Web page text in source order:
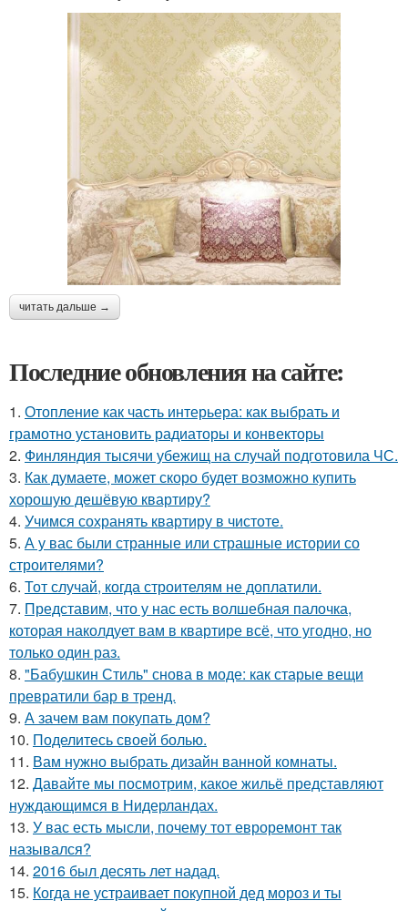
читать дальше →
Последние обновления на сайте:
1. Отопление как часть интерьера: как выбрать и
грамотно установить радиаторы и конвекторы
2. Финляндия тысячи убежищ на случай подготовила ЧС.
3. Как думаете, может скоро будет возможно купить
хорошую дешёвую квартиру?
4. Учимся сохранять квартиру в чистоте.
5. А у вас были странные или страшные истории со
строителями?
6. Тот случай, когда строителям не доплатили.
7. Представим, что у нас есть волшебная палочка,
которая наколдует вам в квартире всё, что угодно, но
только один раз.
8. "Бабушкин Стиль" снова в моде: как старые вещи
превратили бар в тренд.
9. А зачем вам покупать дом?
10. Поделитесь своей болью.
11. Вам нужно выбрать дизайн ванной комнаты.
12. Давайте мы посмотрим, какое жильё представляют
нуждающимся в Нидерландах.
13. У вас есть мысли, почему тот евроремонт так
назывался?
14. 2016 был десять лет надад.
15. Когда не устраивает покупной дед мороз и ты